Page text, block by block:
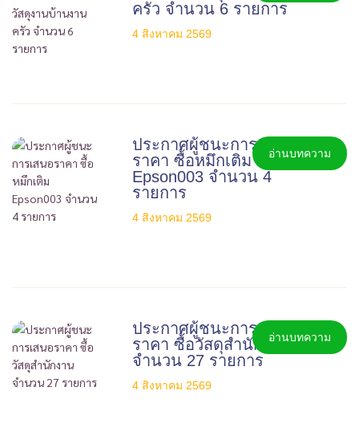
ครัว จำนวน 6 รายการ
4 สิงหาคม 2569
ประกาศผู้ชนะการเสนอ
ราคา ซื้อหมึกเติม
Epson003 จำนวน 4
รายการ
4 สิงหาคม 2569
อ่านบทความ
ประกาศผู้ชนะการเสนอ
ราคา ซื้อวัสดุสำนักงาน
จำนวน 27 รายการ
4 สิงหาคม 2569
อ่านบทความ